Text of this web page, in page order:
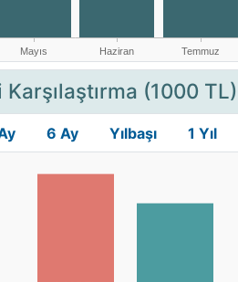
(1000 TL)
6 Ay Yılbaşı 1 Yıl